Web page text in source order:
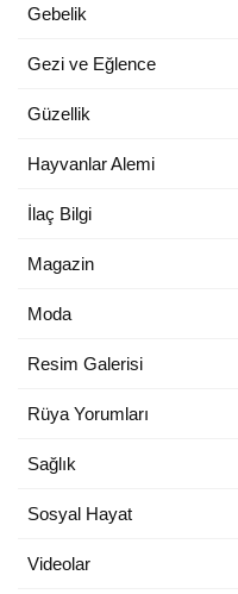
Gebelik
Gezi ve Eğlence
Güzellik
Hayvanlar Alemi
İlaç Bilgi
Magazin
Moda
Resim Galerisi
Rüya Yorumları
Sağlık
Sosyal Hayat
Videolar